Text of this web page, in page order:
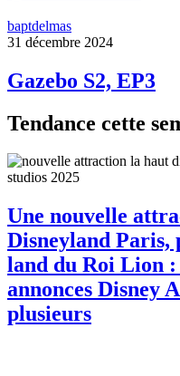
baptdelmas
31 décembre 2024
Gazebo S2, EP3
Tendance cette
Une nouvelle
Disneyland Paris,
land du Roi Lion :
annonces Disney
plusieurs